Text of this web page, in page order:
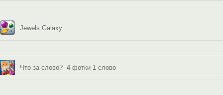
Jewels Galaxy
Что за слово?- 4 фотки 1 слово